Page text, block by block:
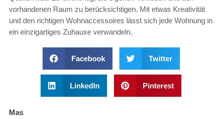
vorhandenen Raum zu berücksichtigen. Mit etwas Kreativität
und den richtigen Wohnaccessoires lässt sich jede Wohnung in
ein einzigartiges Zuhause verwandeln.
Facebook Twitter
LinkedIn Pinterest
Mas